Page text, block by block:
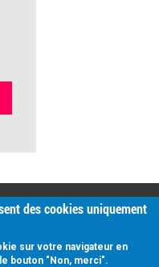
des cookies uniquement
sur votre navigateur en
bouton "Non, merci".